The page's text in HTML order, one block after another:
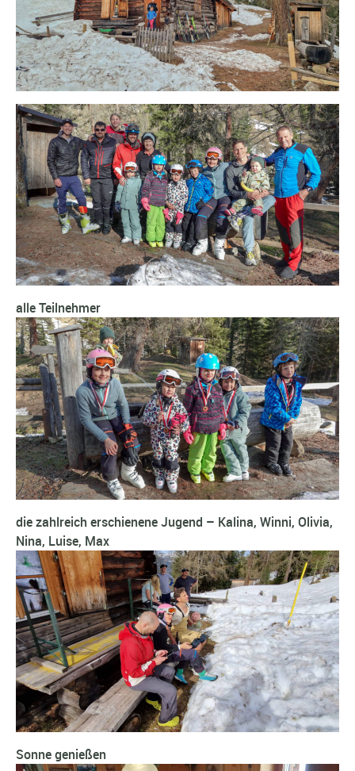
alle Teilnehmer
die zahlreich erschienene Jugend – Kalina, Winni, Olivia,
Nina, Luise, Max
Sonne genießen